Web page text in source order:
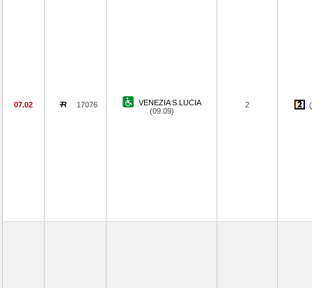
07.02 17076
VENEZIA S.LUCIA
(09.09)
2